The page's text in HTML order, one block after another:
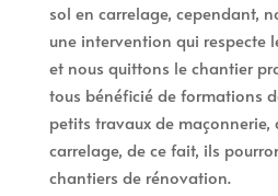
sol en carrelage, cependant,
une intervention qui respecte
et nous quittons le chantier
tous bénéficié de formations
petits travaux de maçonnerie,
carrelage, de ce fait, ils
chantiers de rénovation.